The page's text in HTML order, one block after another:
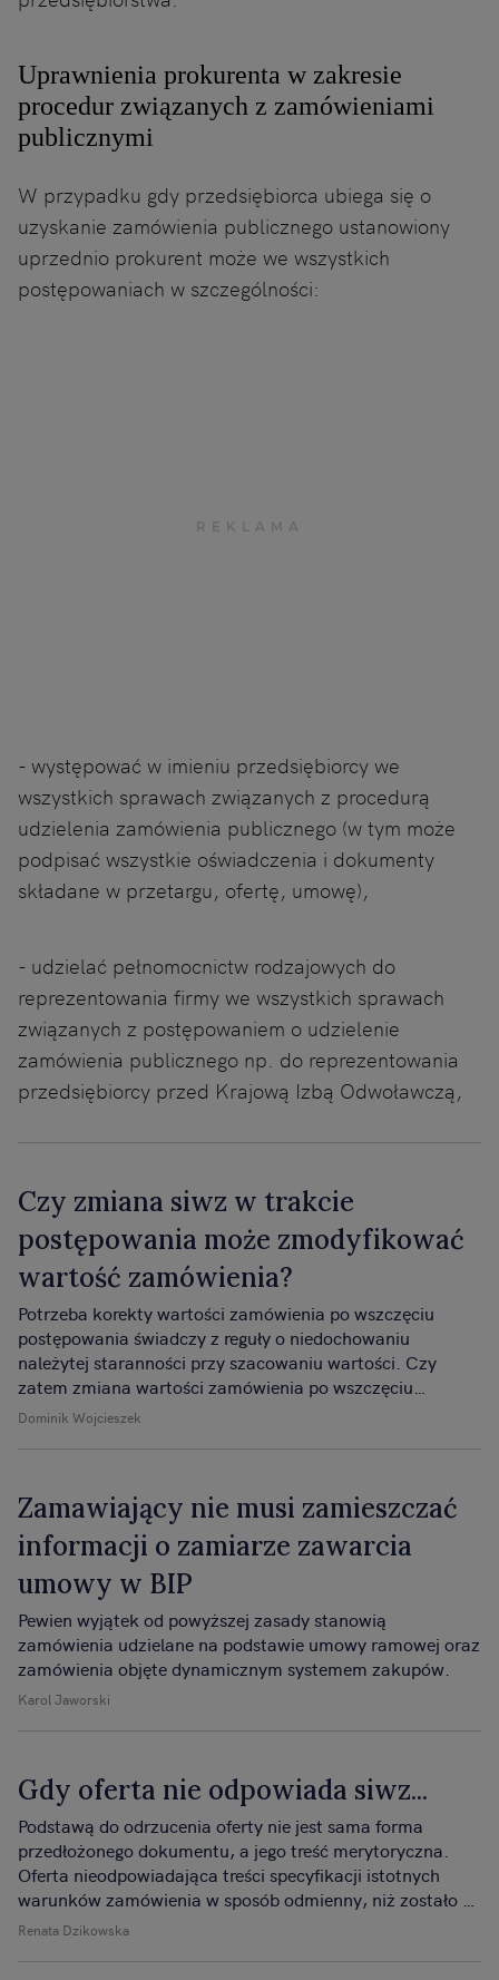
Uprawnienia prokurenta w zakresie
procedur związanych z zamówieniami
publicznymi
W przypadku gdy przedsiębiorca ubiega się o
uzyskanie zamówienia publicznego ustanowiony
uprzednio prokurent może we wszystkich
postępowaniach w szczególności:
- występować w imieniu przedsiębiorcy we
wszystkich sprawach związanych z procedurą
udzielenia zamówienia publicznego (w tym może
podpisać wszystkie oświadczenia i dokumenty
składane w przetargu, ofertę, umowę),
- udzielać pełnomocnictw rodzajowych do
reprezentowania firmy we wszystkich sprawach
związanych z postępowaniem o udzielenie
zamówienia publicznego np. do reprezentowania
przedsiębiorcy przed Krajową Izbą Odwoławczą,
Czy zmiana siwz w trakcie
postępowania może zmodyfikować
wartość zamówienia?
Dominik Wojcieszek
Potrzeba korekty wartości zamówienia po wszczęciu
postępowania świadczy z reguły o niedochowaniu
należytej staranności przy szacowaniu wartości. Czy
zatem zmiana wartości zamówienia po wszczęciu
postępowania stanowi naruszenie ustawy Prawo
Zamawiający nie musi zamieszczać
informacji o zamiarze zawarcia
umowy w BIP
Karol Jaworski
Pewien wyjątek od powyższej zasady stanowią
zamówienia udzielane na podstawie umowy ramowej oraz
zamówienia objęte dynamicznym systemem zakupów.
Gdy oferta nie odpowiada siwz...
Renata Dzikowska
Podstawą do odrzucenia oferty nie jest sama forma
przedłożonego dokumentu, a jego treść merytoryczna.
Oferta nieodpowiadająca treści specyfikacji istotnych
warunków zamówienia w sposób odmienny, niż zostało to
ujęte w siwz, redaguje istotne postanowienia umowy.